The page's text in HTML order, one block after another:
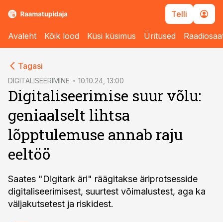
Telli
Avaleht Kõik lood Küsi küsimus Üritused
Tagasi
DIGITALISEERIMINE 10.10.24, 13:00
Digitaliseerimise suur võlu:
geniaalselt lihtsa
lõpptulemuse annab raju
eeltöö
Saates "Digitark äri" räägitakse äriprotsesside
digitaliseerimisest, suurtest võimalustest, aga ka
väljakutsetest ja riskidest.